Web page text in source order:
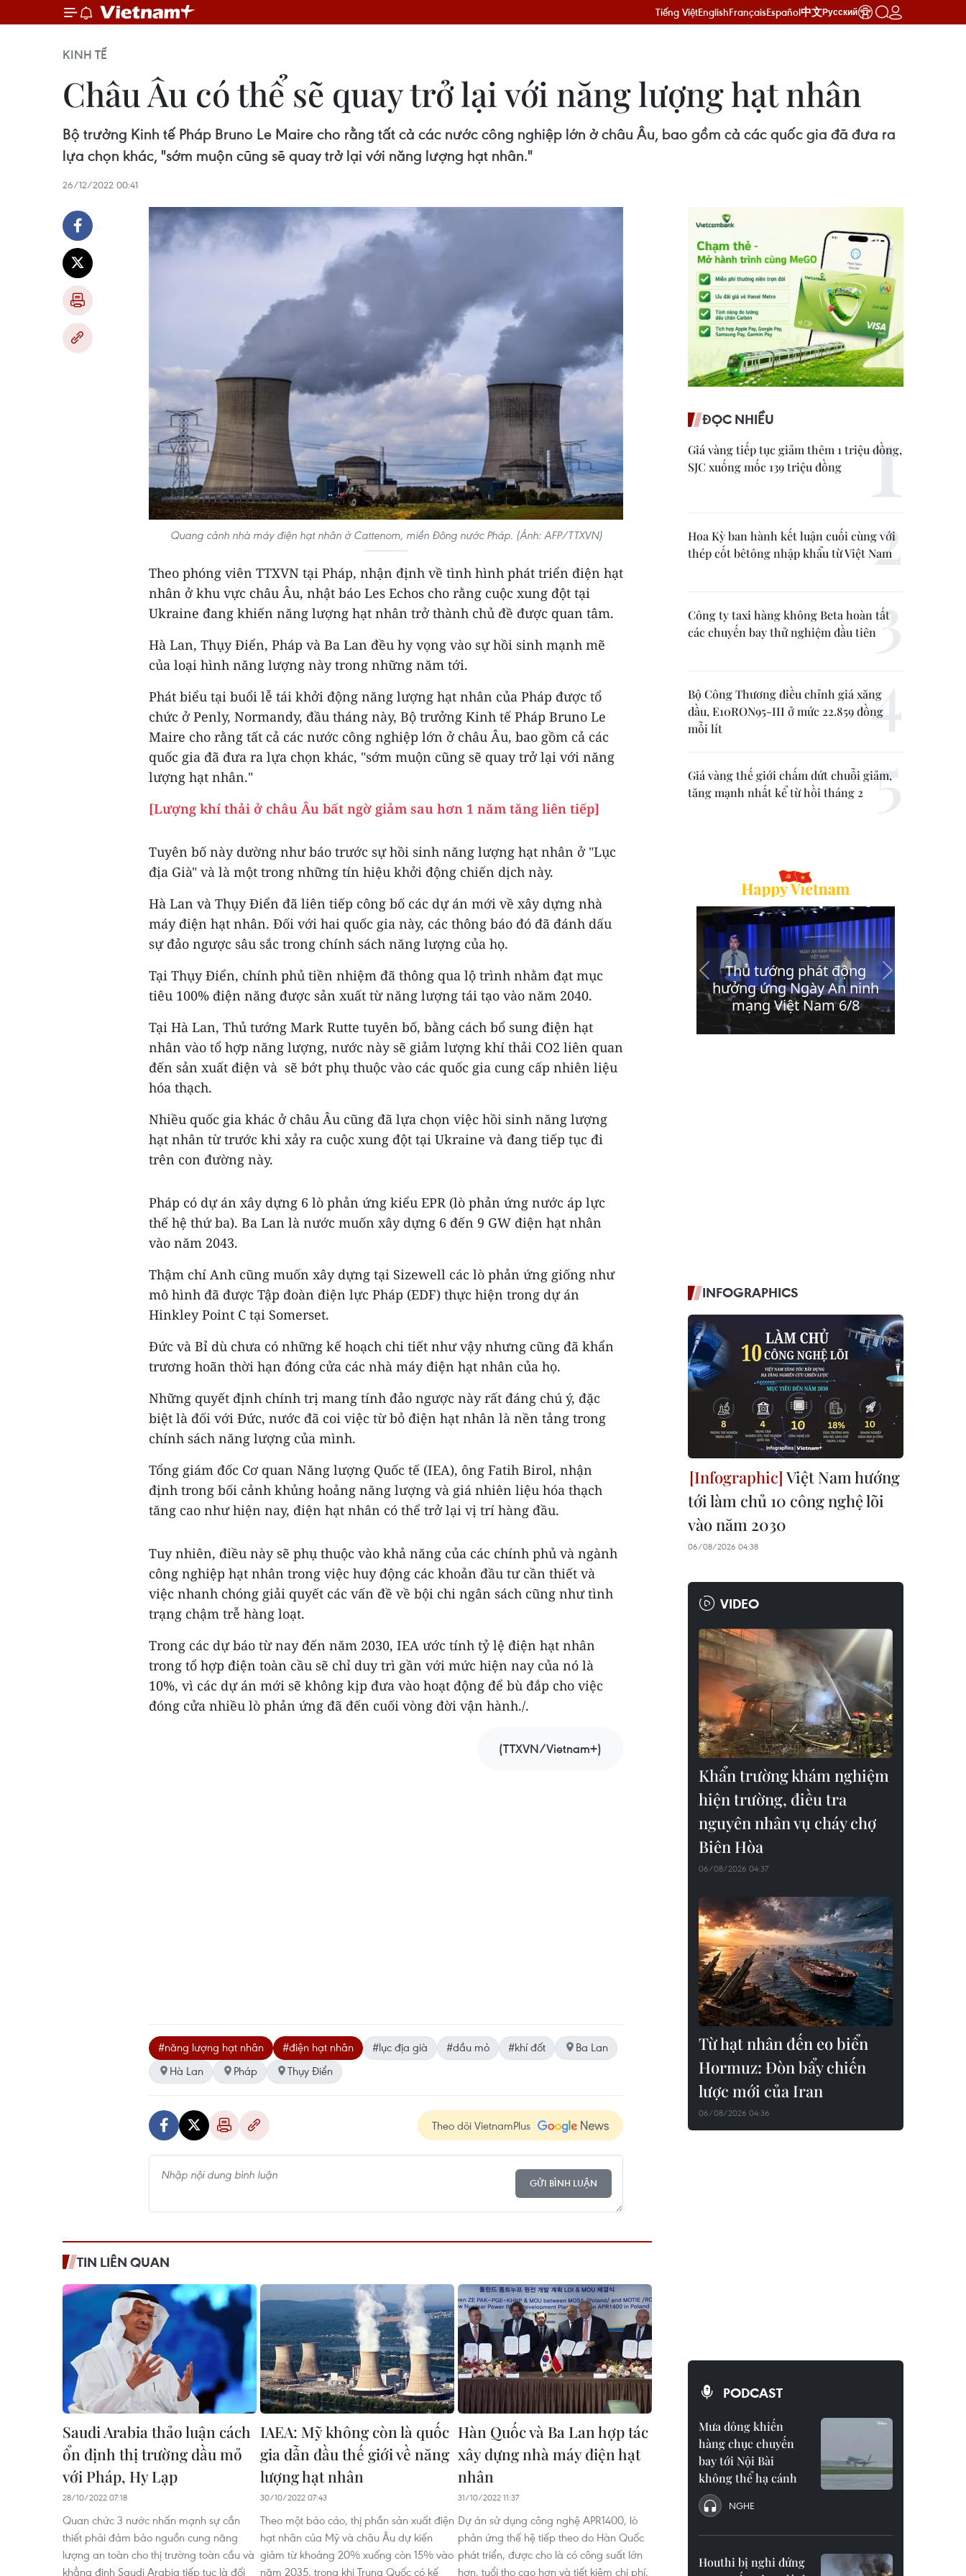
Tiếng ViệtEnglishFrançaisEspañol中文Русский
KINH TẾ
Châu Âu có thể sẽ quay trở lại với năng lượng hạt nhân
Bộ trưởng Kinh tế Pháp Bruno Le Maire cho rằng tất cả các nước công nghiệp lớn ở châu Âu, bao gồm cả các quốc gia đã đưa ra
lựa chọn khác, "sớm muộn cũng sẽ quay trở lại với năng lượng hạt nhân."
26/12/2022 00:41
Quang cảnh nhà máy điện hạt nhân ở Cattenom, miền Đông nước Pháp. (Ảnh: AFP/TTXVN)
Theo phóng viên TTXVN tại Pháp, nhận định về tình hình phát triển điện hạt
nhân ở khu vực châu Âu, nhật báo Les Echos cho rằng cuộc xung đột tại
Ukraine đang khiến năng lượng hạt nhân trở thành chủ đề được quan tâm.
Hà Lan, Thụy Điển, Pháp và Ba Lan đều hy vọng vào sự hồi sinh mạnh mẽ
của loại hình năng lượng này trong những năm tới.
Phát biểu tại buổi lễ tái khởi động năng lượng hạt nhân của Pháp được tổ
chức ở Penly, Normandy, đầu tháng này, Bộ trưởng Kinh tế Pháp Bruno Le
Maire cho rằng tất cả các nước công nghiệp lớn ở châu Âu, bao gồm cả các
quốc gia đã đưa ra lựa chọn khác, "sớm muộn cũng sẽ quay trở lại với năng
lượng hạt nhân."
[Lượng khí thải ở châu Âu bất ngờ giảm sau hơn 1 năm tăng liên tiếp]
Tuyên bố này dường như báo trước sự hồi sinh năng lượng hạt nhân ở "Lục
địa Già" và là một trong những tín hiệu khởi động chiến dịch này.
Hà Lan và Thụy Điển đã liên tiếp công bố các dự án mới về xây dựng nhà
máy điện hạt nhân. Đối với hai quốc gia này, các thông báo đó đã đánh dấu
sự đảo ngược sâu sắc trong chính sách năng lượng của họ.
Tại Thụy Điển, chính phủ tiền nhiệm đã thông qua lộ trình nhằm đạt mục
tiêu 100% điện năng được sản xuất từ năng lượng tái tạo vào năm 2040.
Tại Hà Lan, Thủ tướng Mark Rutte tuyên bố, bằng cách bổ sung điện hạt
nhân vào tổ hợp năng lượng, nước này sẽ giảm lượng khí thải CO2 liên quan
đến sản xuất điện và sẽ bớt phụ thuộc vào các quốc gia cung cấp nhiên liệu
hóa thạch.
Nhiều quốc gia khác ở châu Âu cũng đã lựa chọn việc hồi sinh năng lượng
hạt nhân từ trước khi xảy ra cuộc xung đột tại Ukraine và đang tiếp tục đi
trên con đường này.
Pháp có dự án xây dựng 6 lò phản ứng kiểu EPR (lò phản ứng nước áp lực
thế hệ thứ ba). Ba Lan là nước muốn xây dựng 6 đến 9 GW điện hạt nhân
vào năm 2043.
Thậm chí Anh cũng muốn xây dựng tại Sizewell các lò phản ứng giống như
mô hình đã được Tập đoàn điện lực Pháp (EDF) thực hiện trong dự án
Hinkley Point C tại Somerset.
Đức và Bỉ dù chưa có những kế hoạch chi tiết như vậy nhưng cũng đã khẩn
trương hoãn thời hạn đóng cửa các nhà máy điện hạt nhân của họ.
Những quyết định chính trị mang tính đảo ngược này rất đáng chú ý, đặc
biệt là đối với Đức, nước đã coi việc từ bỏ điện hạt nhân là nền tảng trong
chính sách năng lượng của mình.
Tổng giám đốc Cơ quan Năng lượng Quốc tế (IEA), ông Fatih Birol, nhận
định trong bối cảnh khủng hoảng năng lượng và giá nhiên liệu hóa thạch
tăng cao như hiện nay, điện hạt nhân có thể trở lại vị trí hàng đầu.
Tuy nhiên, điều này sẽ phụ thuộc vào khả năng của các chính phủ và ngành
công nghiệp hạt nhân trong việc huy động các khoản đầu tư cần thiết và
việc nhanh chóng giải quyết các vấn đề về bội chi ngân sách cũng như tình
trạng chậm trễ hàng loạt.
Trong các dự báo từ nay đến năm 2030, IEA ước tính tỷ lệ điện hạt nhân
trong tổ hợp điện toàn cầu sẽ chỉ duy trì gần với mức hiện nay của nó là
10%, vì các dự án mới sẽ không kịp đưa vào hoạt động để bù đắp cho việc
đóng cửa nhiều lò phản ứng đã đến cuối vòng đời vận hành./.
(TTXVN/Vietnam+)
#năng lượng hạt nhân #điện hạt nhân #lục địa già #dầu mỏ #khí đốt
Ba Lan
Hà Lan
Pháp Thụy Điển
Theo dõi VietnamPlus
GỬI BÌNH LUẬN
TIN LIÊN QUAN
Saudi Arabia thảo luận cách
ổn định thị trường dầu mỏ
với Pháp, Hy Lạp
28/10/2022 07:18
Quan chức 3 nước nhấn mạnh sự cần
thiết phải đảm bảo nguồn cung năng
lượng an toàn cho thị trường toàn cầu và
khẳng định Saudi Arabia tiếp tục là đối
IAEA: Mỹ không còn là quốc
gia dẫn đầu thế giới về năng
lượng hạt nhân
30/10/2022 07:43
Theo một báo cáo, thị phần sản xuất điện
hạt nhân của Mỹ và châu Âu dự kiến
giảm từ khoảng 20% xuống còn 15% vào
năm 2035, trong khi Trung Quốc có kế
Hàn Quốc và Ba Lan hợp tác
xây dựng nhà máy điện hạt
nhân
31/10/2022 11:37
Dự án sử dụng công nghệ APR1400, lò
phản ứng thế hệ tiếp theo do Hàn Quốc
phát triển, được cho là có công suất lớn
hơn, tuổi thọ cao hơn và tiết kiệm chi phí.
ĐỌC NHIỀU
Giá vàng tiếp tục giảm thêm 1 triệu đồng,
SJC xuống mốc 139 triệu đồng
Hoa Kỳ ban hành kết luận cuối cùng với
thép cốt bêtông nhập khẩu từ Việt Nam
Công ty taxi hàng không Beta hoàn tất
các chuyến bay thử nghiệm đầu tiên
Bộ Công Thương điều chỉnh giá xăng
dầu, E10RON95-III ở mức 22.859 đồng
mỗi lít
Giá vàng thế giới chấm dứt chuỗi giảm,
tăng mạnh nhất kể từ hồi tháng 2
INFOGRAPHICS
Việt Nam hướng
tới làm chủ 10 công nghệ lõi
vào năm 2030
06/08/2026 04:38
VIDEO
Khẩn trường khám nghiệm
hiện trường, điều tra
nguyên nhân vụ cháy chợ
Biên Hòa
06/08/2026 04:37
Từ hạt nhân đến eo biển
Hormuz: Đòn bẩy chiến
lược mới của Iran
06/08/2026 04:36
PODCAST
Mưa dông khiến
hàng chục chuyến
bay tới Nội Bài
không thể hạ cánh
NGHE
Houthi bị nghi đứng